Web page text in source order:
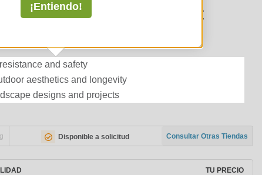
Thermal 2 in. x 12 in. x
and safety
aesthetics and longevity
designs and projects
Disponible a solicitud Consultar Otras Tiendas
TU PRECIO
¡Entiendo!